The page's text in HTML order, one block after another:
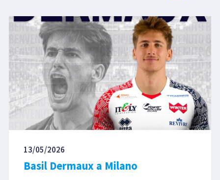
13/05/2026
Basil Dermaux a Milano